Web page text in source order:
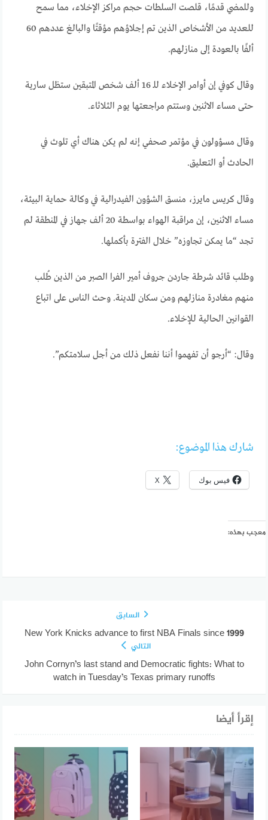
وللمضي قدمًا، قلصت السلطات حجم مراكز الإخلاء، مما سمح
للعديد من الأشخاص الذين تم إجلاؤهم مؤقتًا والبالغ عددهم 60
ألفًا بالعودة إلى منازلهم.
وقال كوفي إن أوامر الإخلاء للـ 16 ألف شخص المتبقين ستظل سارية
حتى مساء الاثنين وستتم مراجعتها يوم الثلاثاء.
وقال مسؤولون في مؤتمر صحفي إنه لم يكن هناك أي تلوث في
الحادث أو التعليق.
وقال كريس مايرز، منسق الشؤون الفيدرالية في وكالة حماية البيئة،
مساء الاثنين، إن مراقبة الهواء بواسطة 20 ألف جهاز في المنطقة لم
تجد “ما يمكن تجاوزه” خلال الفترة بأكملها.
وطلب قائد شرطة جاردن جروف أمير الفرا الصبر من الذين طُلب
منهم مغادرة منازلهم ومن سكان المدينة. وحث الناس على اتباع
القوانين الحالية للإخلاء.
وقال: “أرجو أن تفهموا أننا نفعل ذلك من أجل سلامتكم”.
شارك هذا الموضوع:
فيس بوك X
معجب بهذه:
السابق
New York Knicks advance to first NBA Finals since 1999
التالي
John Cornyn’s last stand and Democratic fights: What to
watch in Tuesday’s Texas primary runoffs
إقرأ أيضا